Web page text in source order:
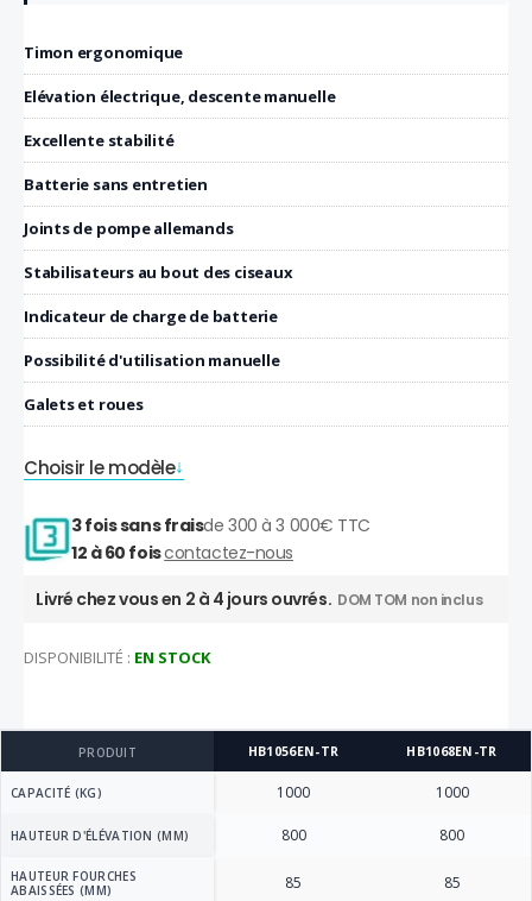
Timon ergonomique
Elévation électrique, descente manuelle
Excellente stabilité
Batterie sans entretien
Joints de pompe allemands
Stabilisateurs au bout des ciseaux
Indicateur de charge de batterie
Possibilité d'utilisation manuelle
Galets et roues
Choisir le modèle
3 fois sans fraisde 300 à 3 000€ TTC
12 à 60 foiscontactez-nous
Livré chez vous en 2 à 4 jours ouvrés. DOM TOM non inclus
DISPONIBILITÉ : EN STOCK
PRODUIT HB1056EN-TR HB1068EN-TR
CAPACITÉ (KG) 1000 1000
HAUTEUR D'ÉLÉVATION (MM) 800 800
HAUTEUR FOURCHES
ABAISSÉES (MM)
85 85